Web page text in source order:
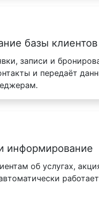
базы клиентов
записи и
и передаёт
информирование
об услугах,